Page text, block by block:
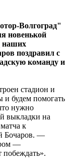
Волгоград"
новенькой
наших
поздравил с
команду и
стадион и
и будем помогать
нужно
выкладки на
к
Бочаров. —
—
побеждать».